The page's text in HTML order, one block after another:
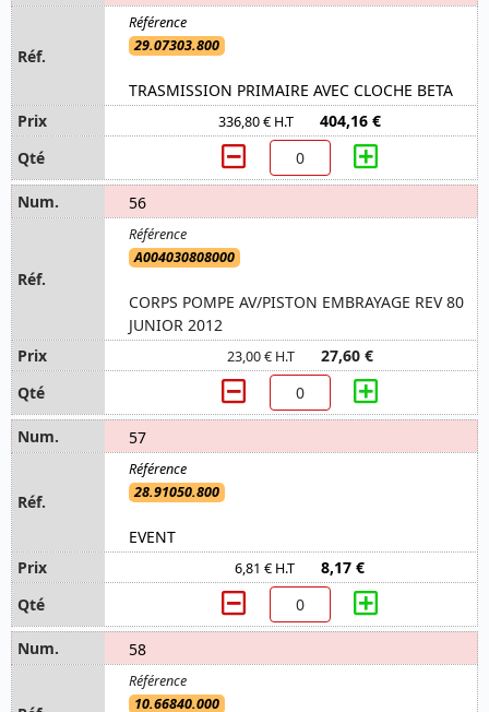
29.07303.800
TRASMISSION PRIMAIRE AVEC CLOCHE BETA
336,80 € H.T 404,16 €
56
A004030808000
CORPS POMPE AV/PISTON EMBRAYAGE REV 80
JUNIOR 2012
23,00 € H.T 27,60 €
57
28.91050.800
EVENT
6,81 € H.T 8,17 €
58
10.66840.000